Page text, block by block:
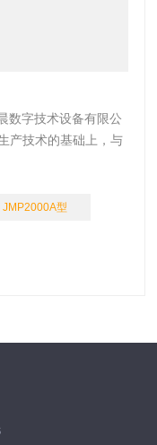
数字技术设备有限公
产技术的基础上，与
全部功能，而且提
特殊需要
JMP2000A型